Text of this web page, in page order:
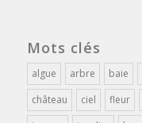
Mots clés
algue arbre baie
château
ciel fleur